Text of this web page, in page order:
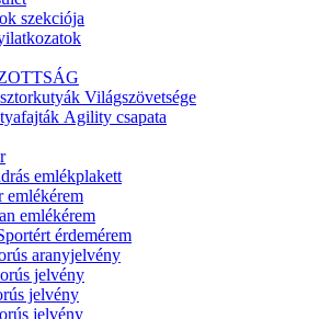
szekciója
Világszövetsége
Agility csapata
emlékplakett
emlékérem
emlékérem
érdemérem
aranyjelvény
jelvény
jelvény
jelvény